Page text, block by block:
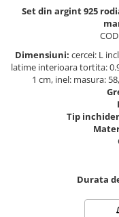
Set din argint 925
Dimensiuni: cercei: L
latime interioara tortita:
1 cm, inel: masura:
Tip
Durata